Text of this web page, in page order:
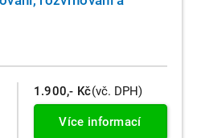
1.900,- Kč(vč. DPH)
Více informací